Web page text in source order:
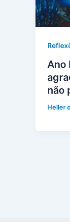
Ano
não
Heller